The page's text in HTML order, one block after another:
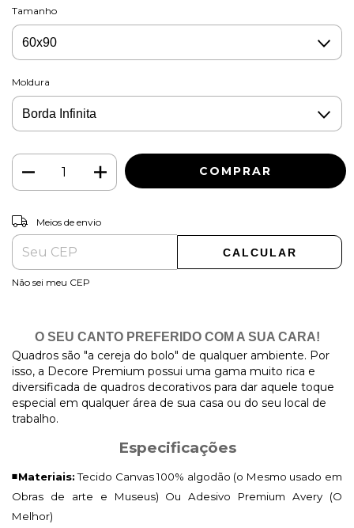
Tamanho
Moldura
Entregas para o CEP:
Meios de envio
CALCULAR
Não sei meu CEP
O SEU CANTO PREFERIDO COM A SUA CARA!
Quadros são "a cereja do bolo" de qualquer ambiente. Por
isso, a Decore Premium possui uma gama muito rica e
diversificada de quadros decorativos para dar aquele toque
especial em qualquer área de sua casa ou do seu local de
trabalho.
Especificações
◾Materiais:Tecido Canvas 100% algodão (o Mesmo usado em
Obras de arte e Museus) Ou Adesivo Premium Avery (O
Melhor)